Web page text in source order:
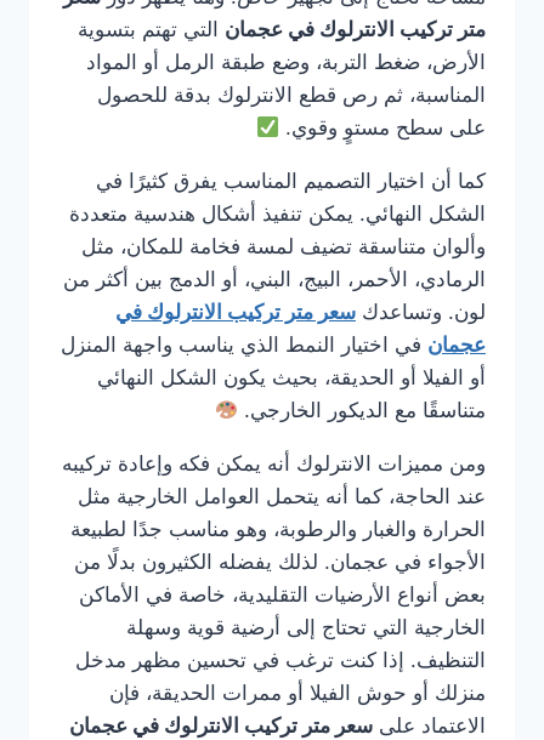
متر تركيب الانترلوك في عجمان التي تهتم بتسوية
الأرض، ضغط التربة، وضع طبقة الرمل أو المواد
المناسبة، ثم رص قطع الانترلوك بدقة للحصول
على سطح مستوٍ وقوي.
كما أن اختيار التصميم المناسب يفرق كثيرًا في
الشكل النهائي. يمكن تنفيذ أشكال هندسية متعددة
وألوان متناسقة تضيف لمسة فخامة للمكان، مثل
الرمادي، الأحمر، البيج، البني، أو الدمج بين أكثر من
لون. وتساعدك سعر متر تركيب الانترلوك في
عجمان في اختيار النمط الذي يناسب واجهة المنزل
أو الفيلا أو الحديقة، بحيث يكون الشكل النهائي
متناسقًا مع الديكور الخارجي.
ومن مميزات الانترلوك أنه يمكن فكه وإعادة تركيبه
عند الحاجة، كما أنه يتحمل العوامل الخارجية مثل
الحرارة والغبار والرطوبة، وهو مناسب جدًا لطبيعة
الأجواء في عجمان. لذلك يفضله الكثيرون بدلًا من
بعض أنواع الأرضيات التقليدية، خاصة في الأماكن
الخارجية التي تحتاج إلى أرضية قوية وسهلة
التنظيف. إذا كنت ترغب في تحسين مظهر مدخل
منزلك أو حوش الفيلا أو ممرات الحديقة، فإن
الاعتماد على سعر متر تركيب الانترلوك في عجمان